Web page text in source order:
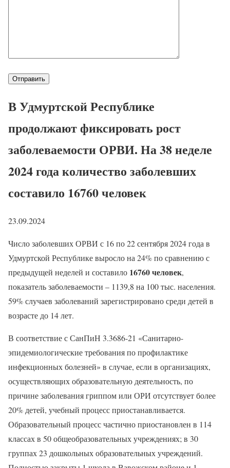
В Удмуртской Республике
продолжают фиксировать рост
заболеваемости ОРВИ. На 38 неделе
2024 года количество заболевших
составило 16760 человек
23.09.2024
Число заболевших ОРВИ с 16 по 22 сентября 2024 года в
Удмуртской Республике выросло на 24% по сравнению с
предыдущей неделей и составило 16760 человек,
показатель заболеваемости – 1139,8 на 100 тыс. населения.
59% случаев заболеваний зарегистрировано среди детей в
возрасте до 14 лет.
В соответствие с СанПиН 3.3686-21 «Санитарно-
эпидемиологические требования по профилактике
инфекционных болезней» в случае, если в организациях,
осуществляющих образовательную деятельность, по
причине заболевания гриппом или ОРИ отсутствует более
20% детей, учебный процесс приостанавливается.
Образовательный процесс частично приостановлен в 114
классах в 50 общеобразовательных учреждениях; в 30
группах 23 дошкольных образовательных учреждений.